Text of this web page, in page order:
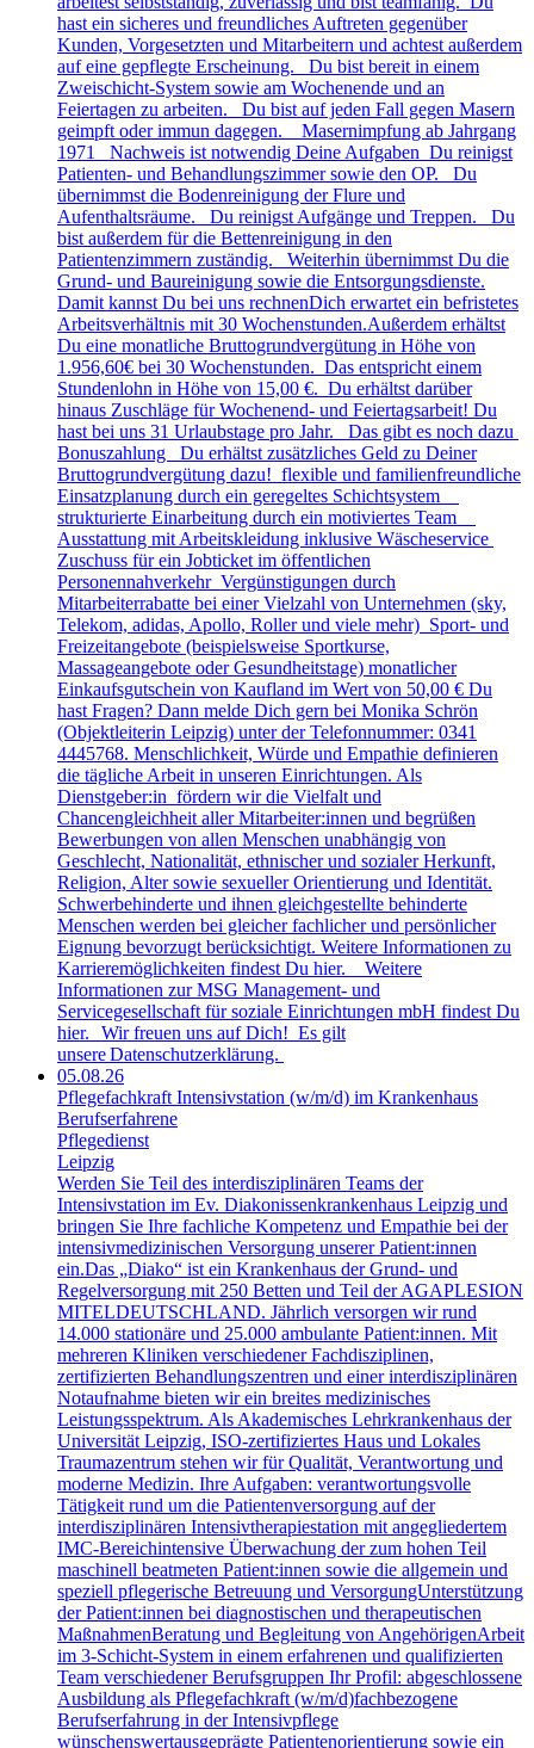
hast ein sicheres und freundliches Auftreten gegenüber
Kunden, Vorgesetzten und Mitarbeitern und achtest außerdem
auf eine gepflegte Erscheinung. Du bist bereit in einem
Zweischicht-System sowie am Wochenende und an
Feiertagen zu arbeiten. Du bist auf jeden Fall gegen Masern
geimpft oder immun dagegen. Masernimpfung ab Jahrgang
1971 Nachweis ist notwendig Deine Aufgaben Du reinigst
Patienten- und Behandlungszimmer sowie den OP. Du
übernimmst die Bodenreinigung der Flure und
Aufenthaltsräume. Du reinigst Aufgänge und Treppen. Du
bist außerdem für die Bettenreinigung in den
Patientenzimmern zuständig. Weiterhin übernimmst Du die
Grund- und Baureinigung sowie die Entsorgungsdienste.
Damit kannst Du bei uns rechnenDich erwartet ein befristetes
Arbeitsverhältnis mit 30 Wochenstunden.Außerdem erhältst
Du eine monatliche Bruttogrundvergütung in Höhe von
1.956,60€ bei 30 Wochenstunden. Das entspricht einem
Stundenlohn in Höhe von 15,00 €. Du erhältst darüber
hinaus Zuschläge für Wochenend- und Feiertagsarbeit! Du
hast bei uns 31 Urlaubstage pro Jahr. Das gibt es noch dazu
Bonuszahlung Du erhältst zusätzliches Geld zu Deiner
Bruttogrundvergütung dazu! flexible und familienfreundliche
Einsatzplanung durch ein geregeltes Schichtsystem
strukturierte Einarbeitung durch ein motiviertes Team
Ausstattung mit Arbeitskleidung inklusive Wäscheservice
Zuschuss für ein Jobticket im öffentlichen
Personennahverkehr Vergünstigungen durch
Mitarbeiterrabatte bei einer Vielzahl von Unternehmen (sky,
Telekom, adidas, Apollo, Roller und viele mehr) Sport- und
Freizeitangebote (beispielsweise Sportkurse,
Massageangebote oder Gesundheitstage) monatlicher
Einkaufsgutschein von Kaufland im Wert von 50,00 € Du
hast Fragen? Dann melde Dich gern bei Monika Schrön
(Objektleiterin Leipzig) unter der Telefonnummer: 0341
4445768. Menschlichkeit, Würde und Empathie definieren
die tägliche Arbeit in unseren Einrichtungen. Als
Dienstgeber:in fördern wir die Vielfalt und
Chancengleichheit aller Mitarbeiter:innen und begrüßen
Bewerbungen von allen Menschen unabhängig von
Geschlecht, Nationalität, ethnischer und sozialer Herkunft,
Religion, Alter sowie sexueller Orientierung und Identität.
Schwerbehinderte und ihnen gleichgestellte behinderte
Menschen werden bei gleicher fachlicher und persönlicher
Eignung bevorzugt berücksichtigt. Weitere Informationen zu
Karrieremöglichkeiten findest Du hier. Weitere
Informationen zur MSG Management- und
Servicegesellschaft für soziale Einrichtungen mbH findest Du
hier. Wir freuen uns auf Dich! Es gilt
unsere Datenschutzerklärung.
05.08.26
Pflegefachkraft Intensivstation (w/m/d) im Krankenhaus
Berufserfahrene
Pflegedienst
Leipzig
Werden Sie Teil des interdisziplinären Teams der
Intensivstation im Ev. Diakonissenkrankenhaus Leipzig und
bringen Sie Ihre fachliche Kompetenz und Empathie bei der
intensivmedizinischen Versorgung unserer Patient:innen
ein.Das „Diako“ ist ein Krankenhaus der Grund- und
Regelversorgung mit 250 Betten und Teil der AGAPLESION
MITELDEUTSCHLAND. Jährlich versorgen wir rund
14.000 stationäre und 25.000 ambulante Patient:innen. Mit
mehreren Kliniken verschiedener Fachdisziplinen,
zertifizierten Behandlungszentren und einer interdisziplinären
Notaufnahme bieten wir ein breites medizinisches
Leistungsspektrum. Als Akademisches Lehrkrankenhaus der
Universität Leipzig, ISO-zertifiziertes Haus und Lokales
Traumazentrum stehen wir für Qualität, Verantwortung und
moderne Medizin. Ihre Aufgaben: verantwortungsvolle
Tätigkeit rund um die Patientenversorgung auf der
interdisziplinären Intensivtherapiestation mit angegliedertem
IMC-Bereichintensive Überwachung der zum hohen Teil
maschinell beatmeten Patient:innen sowie die allgemein und
speziell pflegerische Betreuung und VersorgungUnterstützung
der Patient:innen bei diagnostischen und therapeutischen
MaßnahmenBeratung und Begleitung von AngehörigenArbeit
im 3-Schicht-System in einem erfahrenen und qualifizierten
Team verschiedener Berufsgruppen Ihr Profil: abgeschlossene
Ausbildung als Pflegefachkraft (w/m/d)fachbezogene
Berufserfahrung in der Intensivpflege
wünschenswertausgeprägte Patientenorientierung sowie ein